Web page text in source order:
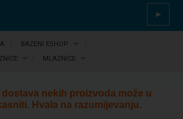
►
BAZENI ESHOP
MLAZNICE
nekih proizvoda može u
Hvala na razumijevanju.